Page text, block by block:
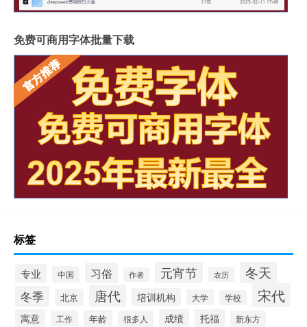
免费可商用字体批量下载
标签
专业 中国 习俗 作者 元宵节 农历 冬天
冬季 北京 唐代 培训机构 大学 学校 宋代
寓意 工作 年龄 很多人 成绩 托福 新东方